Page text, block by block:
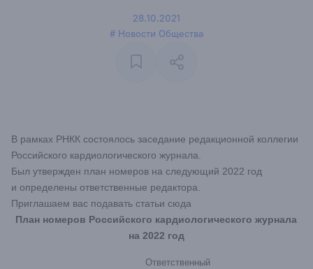
28.10.2021
# Новости Общества
В рамках РНКК состоялось заседание редакционной коллегии
Российского кардиологического журнала.
Был утвержден план номеров на следующий 2022 год
и определены ответственные редактора.
Приглашаем вас подавать статьи сюда
План номеров Российского кардиологического журнала
на 2022 год
Ответственный